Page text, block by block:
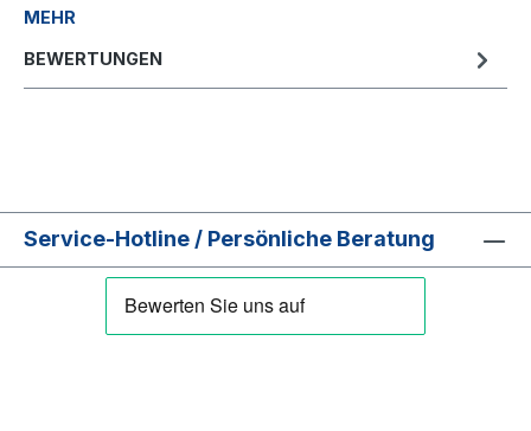
MEHR
BEWERTUNGEN
Service-Hotline / Persönliche Beratung